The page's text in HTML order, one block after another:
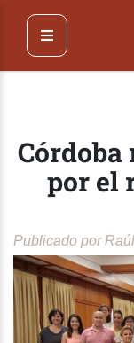
contenido
principal
Córdoba
por el
Publicado por